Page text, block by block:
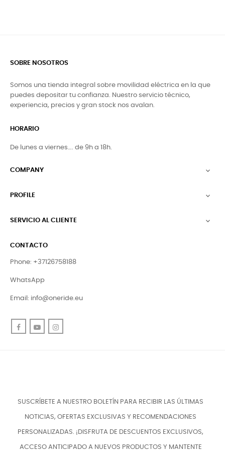
SOBRE NOSOTROS
Somos una tienda integral sobre movilidad eléctrica en la que
puedes depositar tu confianza. Nuestro servicio técnico,
experiencia, precios y gran stock nos avalan.
HORARIO
De lunes a viernes…. de 9h a 18h.
COMPANY 
PROFILE 
SERVICIO AL CLIENTE 
CONTACTO
Phone: +37126758188
WhatsApp
Email: info@oneride.eu
FacebookYouTube
SUSCRÍBETE A NUESTRO BOLETÍN PARA RECIBIR LAS ÚLTIMAS
NOTICIAS, OFERTAS EXCLUSIVAS Y RECOMENDACIONES
PERSONALIZADAS. ¡DISFRUTA DE DESCUENTOS EXCLUSIVOS,
ACCESO ANTICIPADO A NUEVOS PRODUCTOS Y MANTENTE